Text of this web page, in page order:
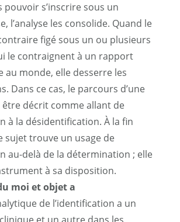
pouvoir s’inscrire sous un
l’analyse les consolide. Quand le
figé sous un ou plusieurs
le contraignent à un rapport
au monde, elle desserre les
Dans ce cas, le parcours d’une
être décrit comme allant de
à la désidentification. À la fin
sujet trouve un usage de
au-delà de la détermination ; elle
à sa disposition.
moi et objet a
de l’identification a un